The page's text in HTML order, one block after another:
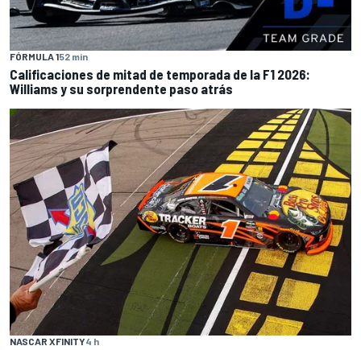
FÓRMULA 152 min
Calificaciones de mitad de temporada de la F1 2026:
Williams y su sorprendente paso atrás
NASCAR XFINITY4 h